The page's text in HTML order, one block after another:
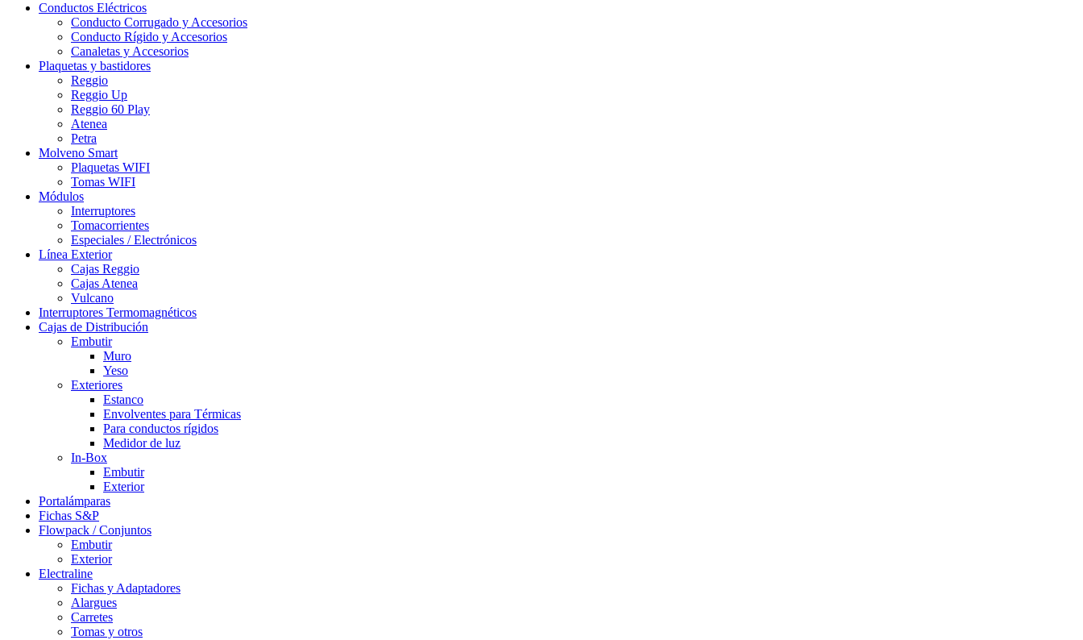
Conductos Eléctricos
Conducto Corrugado y Accesorios
Conducto Rígido y Accesorios
Canaletas y Accesorios
Plaquetas y bastidores
Reggio
Reggio Up
Reggio 60 Play
Atenea
Petra
Molveno Smart
Plaquetas WIFI
Tomas WIFI
Módulos
Interruptores
Tomacorrientes
Especiales / Electrónicos
Línea Exterior
Cajas Reggio
Cajas Atenea
Vulcano
Interruptores Termomagnéticos
Cajas de Distribución
Embutir
Muro
Yeso
Exteriores
Estanco
Envolventes para Térmicas
Para conductos rígidos
Medidor de luz
In-Box
Embutir
Exterior
Portalámparas
Fichas S&P
Flowpack / Conjuntos
Embutir
Exterior
Electraline
Fichas y Adaptadores
Alargues
Carretes
Tomas y otros